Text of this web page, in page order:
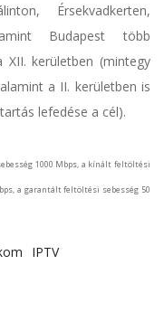
Érsekvadkerten,
Budapest több
kerületben (mintegy
a II. kerületben is
lefedése a cél).
1000 Mbps, a kínált feltöltési
a garantált feltöltési sebesség 50
IPTV